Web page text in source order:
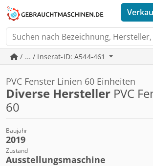
/ ... / Inserat-ID: A544-461
PVC Fenster Linien 60 Einheiten
Diverse Hersteller PVC
60
Baujahr
2019
Zustand
Ausstellungsmaschine